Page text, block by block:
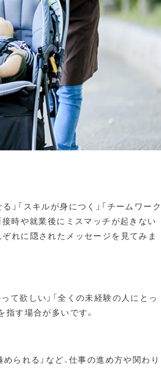
「スキルが身につく」「チームワーク
接時や就業後にミスマッチが起きない
れに隠されたメッセージを見てみま
て欲しい」「全くの未経験の人にとっ
指す場合が多いです。
られる」など、仕事の進め方や関わり